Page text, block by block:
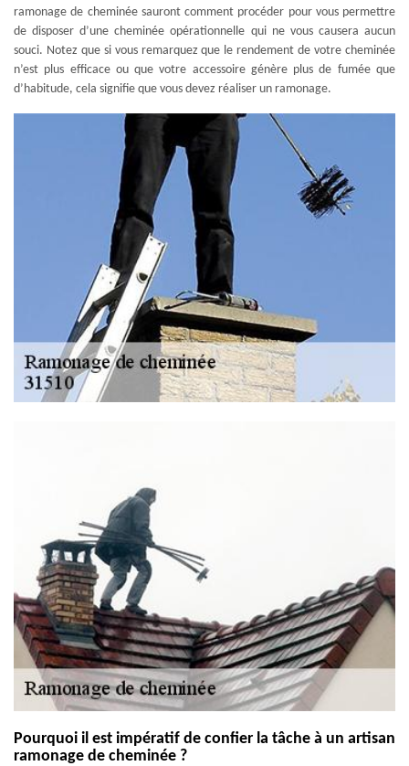
ramonage de cheminée sauront comment procéder pour vous permettre
de disposer d’une cheminée opérationnelle qui ne vous causera aucun
souci. Notez que si vous remarquez que le rendement de votre cheminée
n’est plus efficace ou que votre accessoire génère plus de fumée que
d’habitude, cela signifie que vous devez réaliser un ramonage.
Pourquoi il est impératif de confier la tâche à un artisan
ramonage de cheminée ?